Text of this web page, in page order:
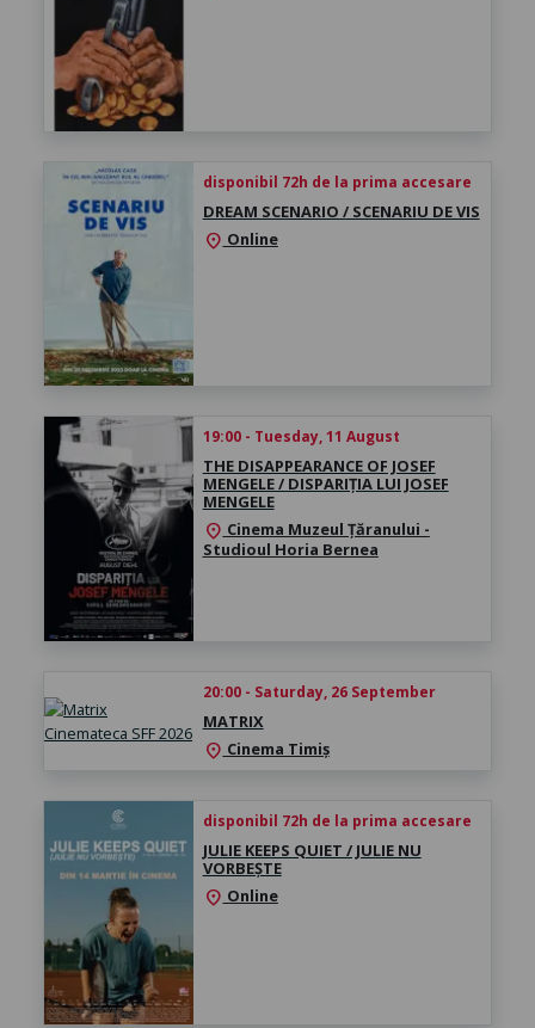
disponibil 72h de la prima accesare
DREAM SCENARIO / SCENARIU DE VIS
location_on Online
19:00 - Tuesday, 11 August
THE DISAPPEARANCE OF JOSEF
MENGELE / DISPARIȚIA LUI JOSEF
MENGELE
location_on Cinema Muzeul Țăranului -
Studioul Horia Bernea
20:00 - Saturday, 26 September
MATRIX
location_on Cinema Timiș
disponibil 72h de la prima accesare
JULIE KEEPS QUIET / JULIE NU
VORBEȘTE
location_on Online